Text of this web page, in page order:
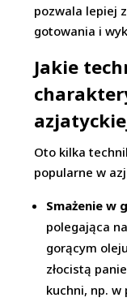
pozwala lepiej
gotowania i
Jakie
Oto kilka
popularne w
Smażenie w
polegająca
gorącym
złocistą
kuchni, np. w